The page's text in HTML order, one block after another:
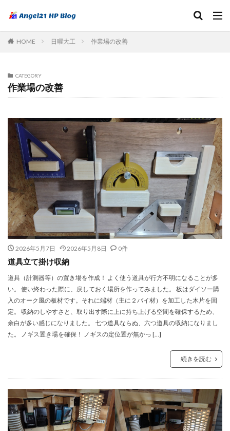
HOME 日曜大工 作業場の改善
CATEGORY
作業場の改善
2026年5月7日 2026年5月8日 0件
道具立て掛け収納
道具（計測器等）の置き場を作成！ よく使う道具が行方不明になることが多
い。 使い終わった際に、戻しておく場所を作ってみました。 板はダイソー購
入のオーク風の板材です。それに端材（主に２バイ材）を加工した木片を固
定。 収納のしやすさと、取り出す際に上に持ち上げる空間を確保するため、
余白が多い感じになりました。 七つ道具ならぬ、六つ道具の収納になりまし
た。 ノギス置き場を確保！ ノギスの定位置が無かっ […]
続きを読む